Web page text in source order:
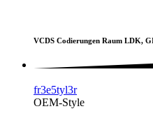
VCDS Codierungen Raum LDK,
fr3e5tyl3r
OEM-Style